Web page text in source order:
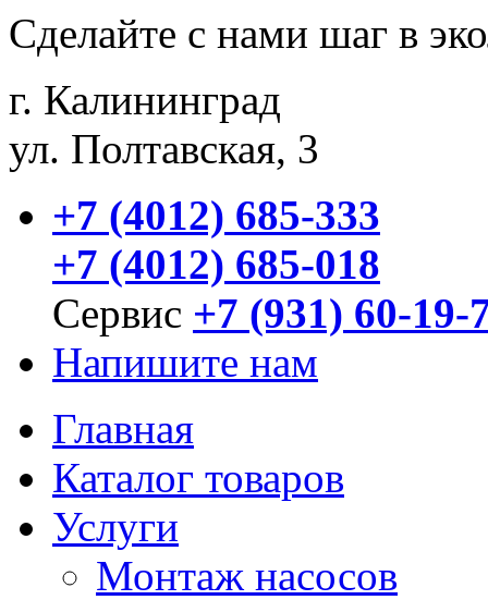
Сделайте с нами шаг в
г. Калининград
ул. Полтавская, 3
+7 (4012) 685-333
+7 (4012) 685-018
Сервис +7 (931) 60-19-
Напишите нам
Главная
Каталог товаров
Услуги
Монтаж насосов